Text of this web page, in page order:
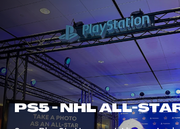
PS5 - NHL ALL-